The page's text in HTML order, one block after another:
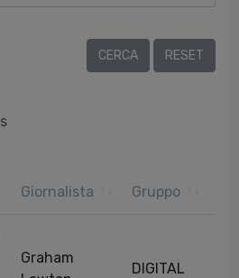
Giornalista Gruppo
Graham
DIGITAL